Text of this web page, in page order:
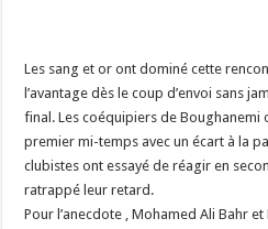
Les sang et or ont dominé cette
l’avantage dès le coup d’envoi sans
final. Les coéquipiers de Boughanemi
premier mi-temps avec un écart à la
clubistes ont essayé de réagir en
ratrappé leur retard.
Pour l’anecdote , Mohamed Ali Bahr